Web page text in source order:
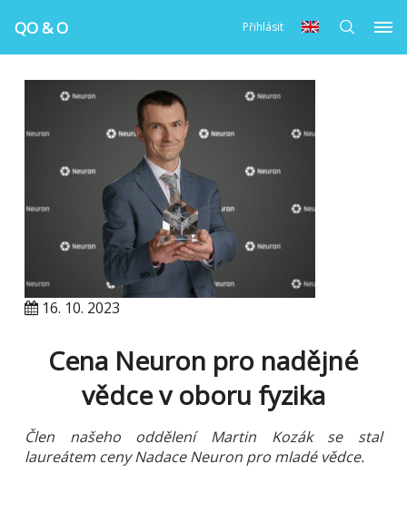
QO & O Přihlásit
16. 10. 2023
Cena Neuron pro nadějné
vědce v oboru fyzika
Člen našeho oddělení Martin Kozák se stal
laureátem ceny Nadace Neuron pro mladé vědce.